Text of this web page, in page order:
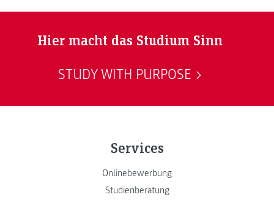
Hier macht das Studium Sinn
STUDY WITH PURPOSE
Services
Onlinebewerbung
Studienberatung